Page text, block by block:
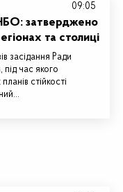
затверджено
та столиці
засідання Ради
час якого
стійкості
09:05